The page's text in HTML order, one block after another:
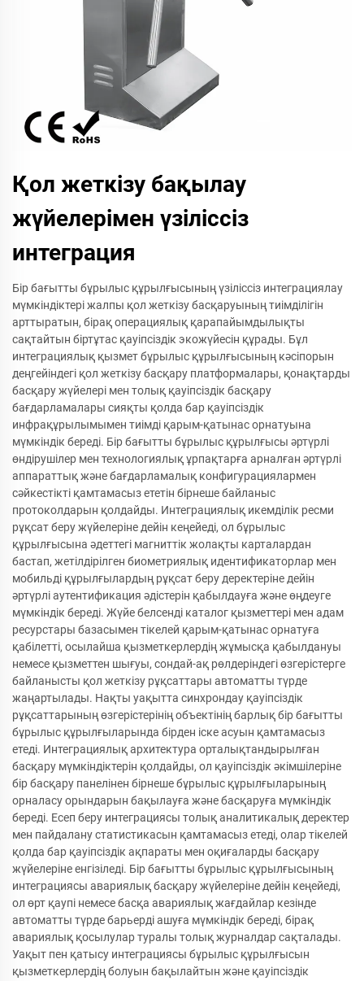
Қол жеткізу бақылау
жүйелерімен үзіліссіз
интеграция
Бір бағытты бұрылыс құрылғысының үзіліссіз интеграциялау
мүмкіндіктері жалпы қол жеткізу басқаруының тиімділігін
арттыратын, бірақ операциялық қарапайымдылықты
сақтайтын біртұтас қауіпсіздік экожүйесін құрады. Бұл
интеграциялық қызмет бұрылыс құрылғысының кәсіпорын
деңгейіндегі қол жеткізу басқару платформалары, қонақтарды
басқару жүйелері мен толық қауіпсіздік басқару
бағдарламалары сияқты қолда бар қауіпсіздік
инфрақұрылымымен тиімді қарым-қатынас орнатуына
мүмкіндік береді. Бір бағытты бұрылыс құрылғысы әртүрлі
өндірушілер мен технологиялық ұрпақтарға арналған әртүрлі
аппараттық және бағдарламалық конфигурациялармен
сәйкестікті қамтамасыз ететін бірнеше байланыс
протоколдарын қолдайды. Интеграциялық икемділік ресми
рұқсат беру жүйелеріне дейін кеңейеді, ол бұрылыс
құрылғысына әдеттегі магниттік жолақты карталардан
бастап, жетілдірілген биометриялық идентификаторлар мен
мобильді құрылғылардың рұқсат беру деректеріне дейін
әртүрлі аутентификация әдістерін қабылдауға және өңдеуге
мүмкіндік береді. Жүйе белсенді каталог қызметтері мен адам
ресурстары базасымен тікелей қарым-қатынас орнатуға
қабілетті, осылайша қызметкерлердің жұмысқа қабылдануы
немесе қызметтен шығуы, сондай-ақ рөлдеріндегі өзгерістерге
байланысты қол жеткізу рұқсаттары автоматты түрде
жаңартылады. Нақты уақытта синхрондау қауіпсіздік
рұқсаттарының өзгерістерінің объектінің барлық бір бағытты
бұрылыс құрылғыларында бірден іске асуын қамтамасыз
етеді. Интеграциялық архитектура орталықтандырылған
басқару мүмкіндіктерін қолдайды, ол қауіпсіздік әкімшілеріне
бір басқару панелінен бірнеше бұрылыс құрылғыларының
орналасу орындарын бақылауға және басқаруға мүмкіндік
береді. Есеп беру интеграциясы толық аналитикалық деректер
мен пайдалану статистикасын қамтамасыз етеді, олар тікелей
қолда бар қауіпсіздік ақпараты мен оқиғаларды басқару
жүйелеріне енгізіледі. Бір бағытты бұрылыс құрылғысының
интеграциясы авариялық басқару жүйелеріне дейін кеңейеді,
ол өрт қаупі немесе басқа авариялық жағдайлар кезінде
автоматты түрде барьерді ашуға мүмкіндік береді, бірақ
авариялық қосылулар туралы толық журналдар сақталады.
Уақыт пен қатысу интеграциясы бұрылыс құрылғысын
қызметкерлердің болуын бақылайтын және қауіпсіздік